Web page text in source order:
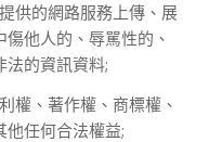
供的網路服務上傳、展
他人的、辱駡性的、
法的資訊資料;
權、著作權、商標權、
任何合法權益;